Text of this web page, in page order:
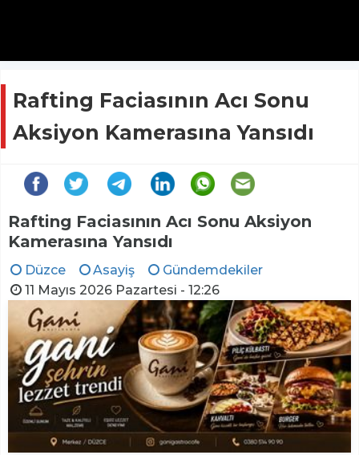
Rafting Faciasının Acı Sonu
Aksiyon Kamerasına Yansıdı
Rafting Faciasının Acı Sonu Aksiyon
Kamerasına Yansıdı
Düzce Asayiş
Gündemdekiler
11 Mayıs 2026 Pazartesi - 12:26